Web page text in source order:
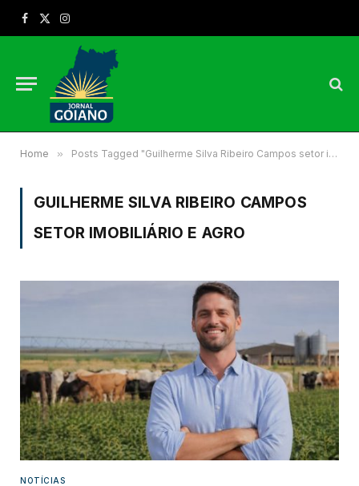
Facebook
X
Instagram
Home » Posts Tagged "Guilherme Silva Ribeiro Campos setor imobiliário e agro"
GUILHERME SILVA RIBEIRO CAMPOS
SETOR IMOBILIÁRIO E AGRO
NOTÍCIAS